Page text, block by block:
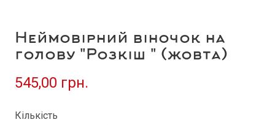
Неймовірний віночок на
голову "Розкіш " (жовта)
545,00 грн.
Кількість